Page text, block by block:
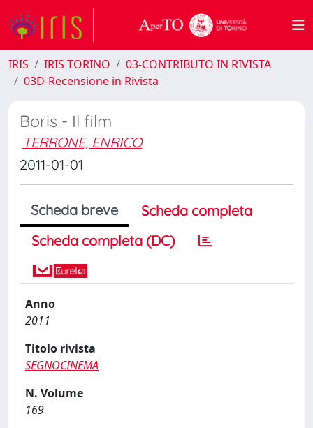
IRIS IRIS TORINO
03-CONTRIBUTO IN RIVISTA
03D-Recensione in Rivista
Boris - Il film
TERRONE, ENRICO
2011-01-01
Scheda breve
Scheda completa
Scheda completa (DC)
Anno
2011
Titolo rivista
SEGNOCINEMA
N. Volume
169